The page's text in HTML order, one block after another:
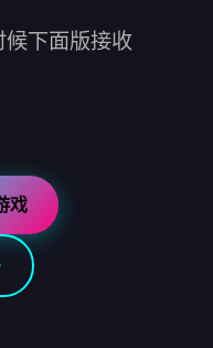
下面版接收
戏